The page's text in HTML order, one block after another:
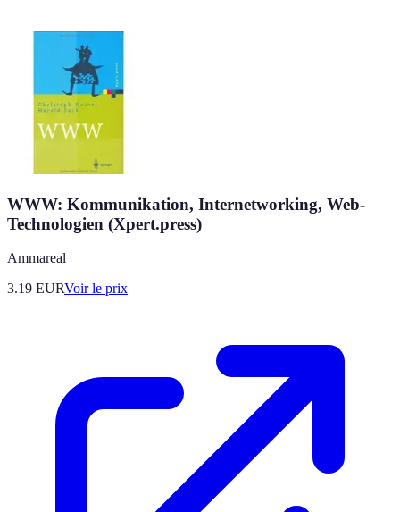
WWW: Kommunikation, Internetworking, Web-
Technologien (Xpert.press)
Ammareal
3.19 EURVoir le prix